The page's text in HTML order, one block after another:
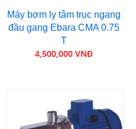
Máy bơm ly tâm trục ngang
đầu gang Ebara CMA 0.75
T
4,500,000 VNĐ